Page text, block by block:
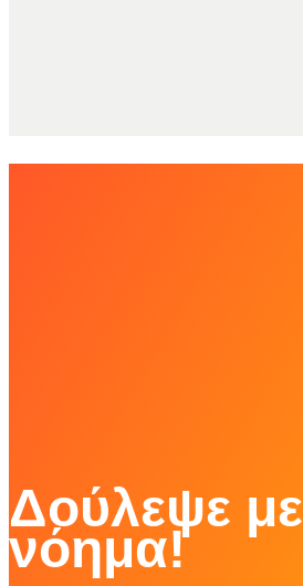
Δούλεψε με
νόημα!